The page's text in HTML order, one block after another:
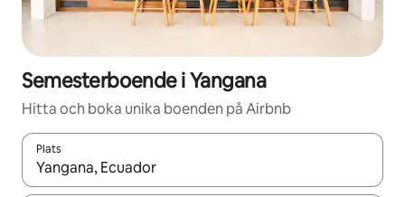
Semesterboende i Yangana
Hitta och boka unika boenden på Airbnb
Plats
När resultaten är tillgängliga kan du navigera med upp- och